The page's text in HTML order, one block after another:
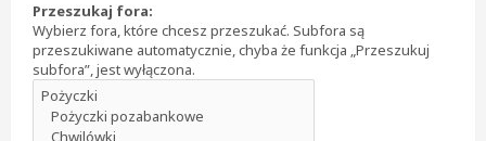
Przeszukaj fora:
Wybierz fora, które chcesz przeszukać. Subfora są
przeszukiwane automatycznie, chyba że funkcja „Przeszukuj
subfora”, jest wyłączona.